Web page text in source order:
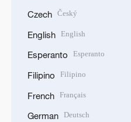
Czech Český
English English
Esperanto Esperanto
Filipino Filipino
French Français
German Deutsch